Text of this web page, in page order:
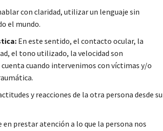
con claridad, utilizar un lenguaje sin
el mundo.
En este sentido, el contacto ocular, la
el tono utilizado, la velocidad son
cuando intervenimos con víctimas y/o
y reacciones de la otra persona desde su
prestar atención a lo que la persona nos